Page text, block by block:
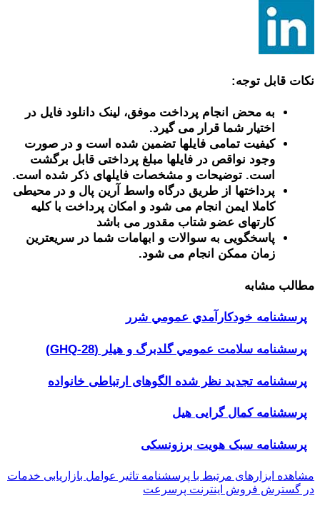
نکات قابل توجه:
به محض انجام پرداخت موفق، لینک دانلود فایل در
اختیار شما قرار می گیرد.
کیفیت تمامی فایلها تضمین شده است و در صورت
وجود نواقص در فایلها مبلغ پرداختی قابل برگشت
است. توضیحات و مشخصات فایلهای ذکر شده است.
پرداختها از طریق درگاه واسط آرین پال و در محیطی
کاملا ایمن انجام می شود و امکان پرداخت با کلیه
کارتهای عضو شتاب مقدور می باشد
پاسخگویی به سوالات و ابهامات شما در سریعترین
زمان ممکن انجام می شود.
مطالب مشابه
پرسشنامه خودكارآمدي عمومي شرر
پرسشنامه سلامت عمومي گلدبرگ و هیلر (GHQ-28)
پرسشنامه تجدید نظر شده الگوهای ارتباطی خانواده
پرسشنامه کمال گرایی هیل
پرسشنامه سبک هویت برزونسکی
مشاهده ابزارهای مرتبط با پرسشنامه تاثیر عوامل بازاریابی خدمات
در گسترش فروش اینترنت پرسرعت